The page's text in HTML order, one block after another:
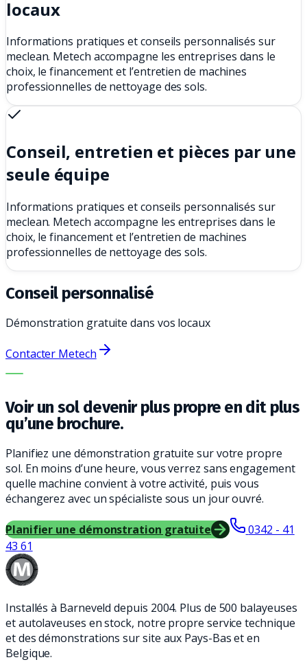
locaux
Informations pratiques et conseils personnalisés sur
meclean. Metech accompagne les entreprises dans le
choix, le financement et l’entretien de machines
professionnelles de nettoyage des sols.
Conseil, entretien et pièces par une
seule équipe
Informations pratiques et conseils personnalisés sur
meclean. Metech accompagne les entreprises dans le
choix, le financement et l’entretien de machines
professionnelles de nettoyage des sols.
Conseil personnalisé
Démonstration gratuite dans vos locaux
Contacter Metech
LA BONNE MACHINE. LE MEILLEUR SERVICE.
Voir un sol devenir plus propre en dit plus
qu’une brochure.
Planifiez une démonstration gratuite sur votre propre
sol. En moins d’une heure, vous verrez sans engagement
quelle machine convient à votre activité, puis vous
échangerez avec un spécialiste sous un jour ouvré.
Planifier une démonstration gratuite
0342 - 41
43 61
Installés à Barneveld depuis 2004. Plus de 500 balayeuses
et autolaveuses en stock, notre propre service technique
et des démonstrations sur site aux Pays-Bas et en
Belgique.